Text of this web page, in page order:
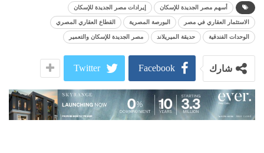
أسهم مصر الجديدة للإسكان إيرادات مصر الجديدة للإسكان
الاستثمار العقاري في مصر البورصة المصرية القطاع العقاري المصري
الوحدات الفندقية حديقة الميريلاند مصر الجديدة للإسكان والتعمير
شارك Facebook
Twitter